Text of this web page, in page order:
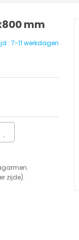
mm
: 7-11 werkdagen
zijde).